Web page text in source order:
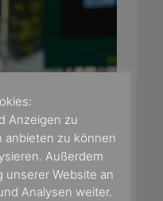
Anzeigen zu
anbieten zu können
Außerdem
Website an
Analysen weiter.